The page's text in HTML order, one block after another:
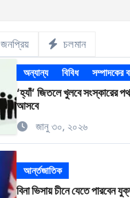
জনপ্রিয় চলমান
অন্যান্য বিবিধ সম্পাদকের
‘হ্যাঁ’ জিতলে খুলবে সংস্কারের
আসবে
জানু ৩০, ২০২৬
আর্ন্তজাতিক
বিনা ভিসায় চীনে যেতে পারবেন